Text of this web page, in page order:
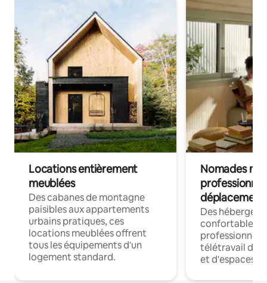
Locations entièrement
meublées
Des cabanes de montagne
paisibles aux appartements
urbains pratiques, ces
locations meublées offrent
tous les équipements d'un
logement standard.
Nomades
déplacement
Des
confortables
professionnels
télétravail
et d'espaces